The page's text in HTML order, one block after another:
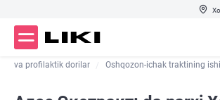
va profilaktik dorilar Oshqozon-ichak traktining